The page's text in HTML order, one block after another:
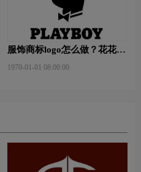
服饰商标logo怎么做？花花公
1970-01-01 08:00:00